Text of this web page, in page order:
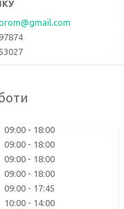
09:00
18:00
09:00
18:00
09:00
18:00
09:00
18:00
09:00
17:45
10:00
14:00